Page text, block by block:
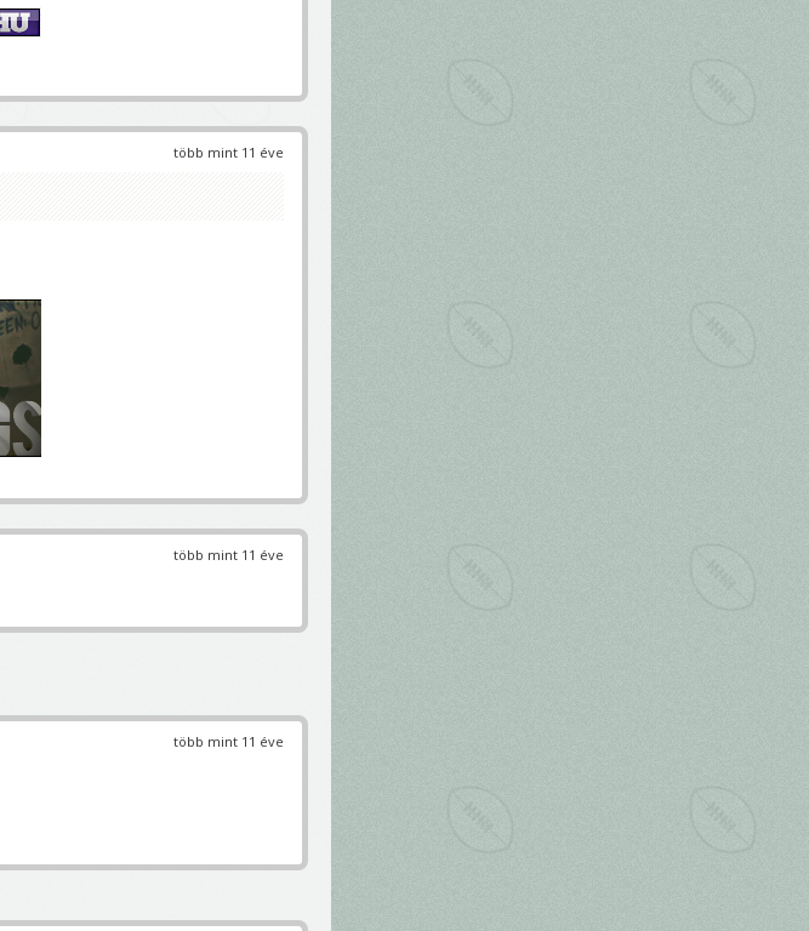
több mint 11 éve
több mint 11 éve
több mint 11 éve